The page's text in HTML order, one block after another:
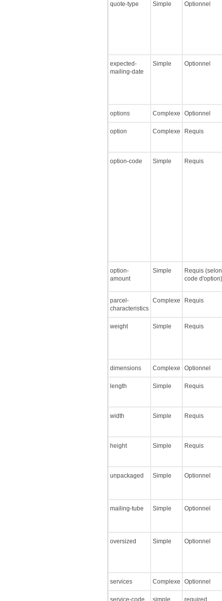
quote-type Simple Optionnel
expected-
mailing-date
Simple Optionnel
options Complexe Optionnel
option Complexe Requis
option-code Simple Requis
option-
amount
Simple
Requis
code d'option)
parcel-
characteristics
Complexe Requis
weight Simple Requis
dimensions Complexe Optionnel
length Simple Requis
width Simple Requis
height Simple Requis
unpackaged Simple Optionnel
mailing-tube Simple Optionnel
oversized Simple Optionnel
services Complexe Optionnel
service-code simple required